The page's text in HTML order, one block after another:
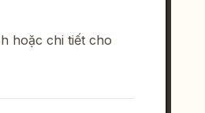
hoặc chi tiết cho